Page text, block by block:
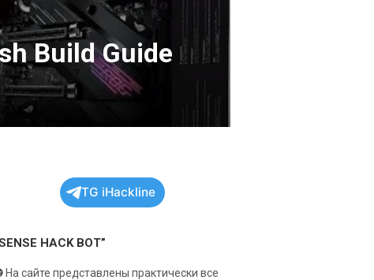
Build Guide
TG iHackline
HACK BOT”
На сайте представлены практически все